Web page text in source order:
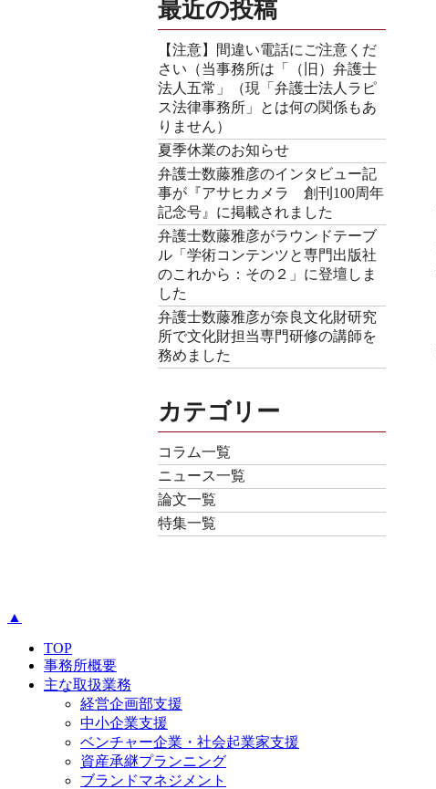
最近の投稿
【注意】間違い電話にご注意くだ
さい（当事務所は「（旧）弁護士
法人五常」（現「弁護士法人ラピ
ス法律事務所」とは何の関係もあ
りません）
夏季休業のお知らせ
弁護士数藤雅彦のインタビュー記
事が『アサヒカメラ 創刊100周年
記念号』に掲載されました
弁護士数藤雅彦がラウンドテーブ
ル「学術コンテンツと専門出版社
のこれから：その２」に登壇しま
した
弁護士数藤雅彦が奈良文化財研究
所で文化財担当専門研修の講師を
務めました
カテゴリー
コラム一覧
ニュース一覧
論文一覧
特集一覧
▲
TOP
事務所概要
主な取扱業務
経営企画部支援
中小企業支援
ベンチャー企業・社会起業家支援
資産承継プランニング
ブランドマネジメント